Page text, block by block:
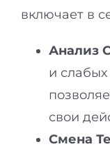
включает в
Анализ
и
свои
Смена